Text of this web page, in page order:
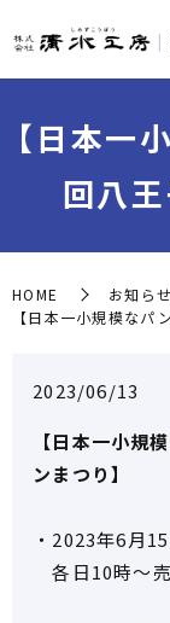
【日本一
回八
HOME
お知らせ
【日本一小規模なパ
2023/06/13
【日本一小
ンまつり】
・2023年6月
各日10時～